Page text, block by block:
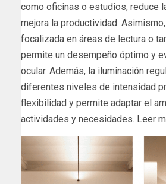
como oficinas o estudios, reduce
mejora la productividad.
focalizada en áreas de lectura o
permite un desempeño óptimo y
ocular. Además, la iluminación
diferentes niveles de intensidad
flexibilidad y permite adaptar el
actividades y necesidades. Leer